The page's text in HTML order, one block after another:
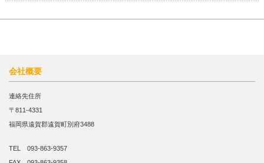
会社概要
連絡先住所
〒811-4331
福岡県遠賀郡遠賀町別府3488
TEL 093-863-9357